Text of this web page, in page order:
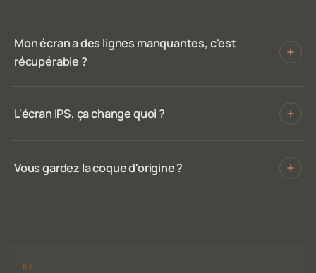
Mon écran a des lignes manquantes, c'est
récupérable ?
L'écran IPS, ça change quoi ?
Vous gardez la coque d'origine ?